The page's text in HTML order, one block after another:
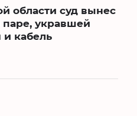
области суд вынес
паре, укравшей
кабель